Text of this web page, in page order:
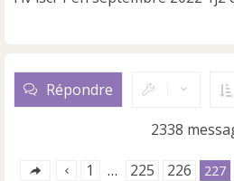
Répondre
2338
1 … 225 226 227